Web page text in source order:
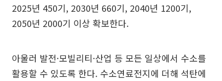
2025년 450기, 2030년 660기, 2040년 1200기,
2050년 2000기 이상 확보한다.
아울러 발전·모빌리티·산업 등 모든 일상에서 수소를
활용할 수 있도록 한다. 수소연료전지에 더해 석탄에